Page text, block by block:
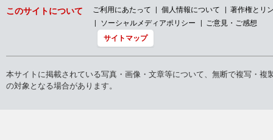
このサイトについて ご利用にあたって 個人情報について
著作権とリ
ソーシャルメディアポリシー
ご意見・ご感想
サイトマップ
本サイトに掲載されている写真・画像・文章等について、無断で複写・
の対象となる場合があります。